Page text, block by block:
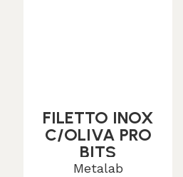
FILETTO INOX
C/OLIVA PRO
BITS
Metalab